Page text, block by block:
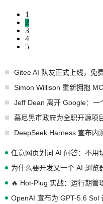
1
2
3
4
5
Gitee AI 队友正式上线，免
Simon Willison 重新拥抱
Jeff Dean 离开 Google：一
慕尼黑市政府为全职开源项
任意网页划词 AI 问答：不用
为什么要开发又一个 AI 浏览
🔥 Hot-Plug 实战：运行期管
OpenAI 宣布为 GPT-5.6 Sol